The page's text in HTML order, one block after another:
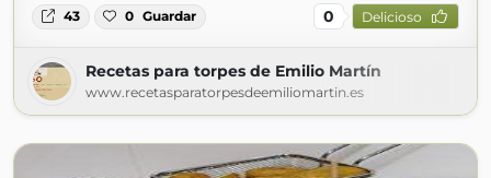
43 0 Guardar 0 Delicioso
Recetas para torpes de Emilio Martín
www.recetasparatorpesdeemiliomartin.es